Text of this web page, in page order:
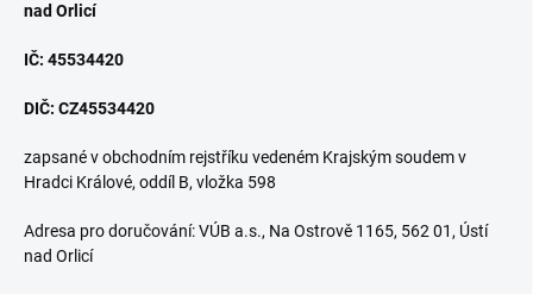
nad Orlicí
IČ: 45534420
DIČ: CZ45534420
zapsané v obchodním rejstříku vedeném Krajským soudem v
Hradci Králové, oddíl B, vložka 598
Adresa pro doručování: VÚB a.s., Na Ostrově 1165, 562 01, Ústí
nad Orlicí